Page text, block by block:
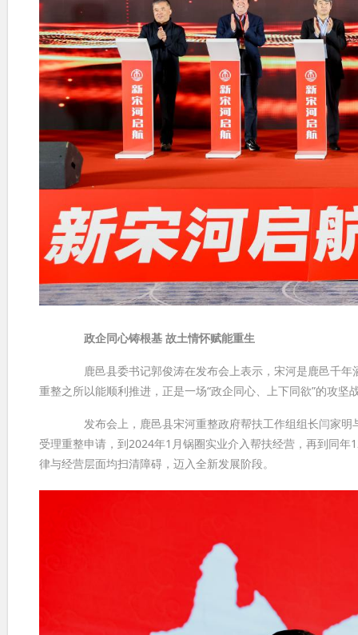
政企同心铸根基 故土情怀赋能重生
鹿邑县委书记郭俊涛在发布会上表示，宋河是鹿邑千年酒
重整之所以能顺利推进，正是一场“政企同心、上下同欲”的攻坚
发布会上，鹿邑县宋河重整政府帮扶工作组组长闫家明与
受理重整申请，到2024年1月锅圈实业介入帮扶经营，再到同
律与经营层面均扫清障碍，迈入全新发展阶段。